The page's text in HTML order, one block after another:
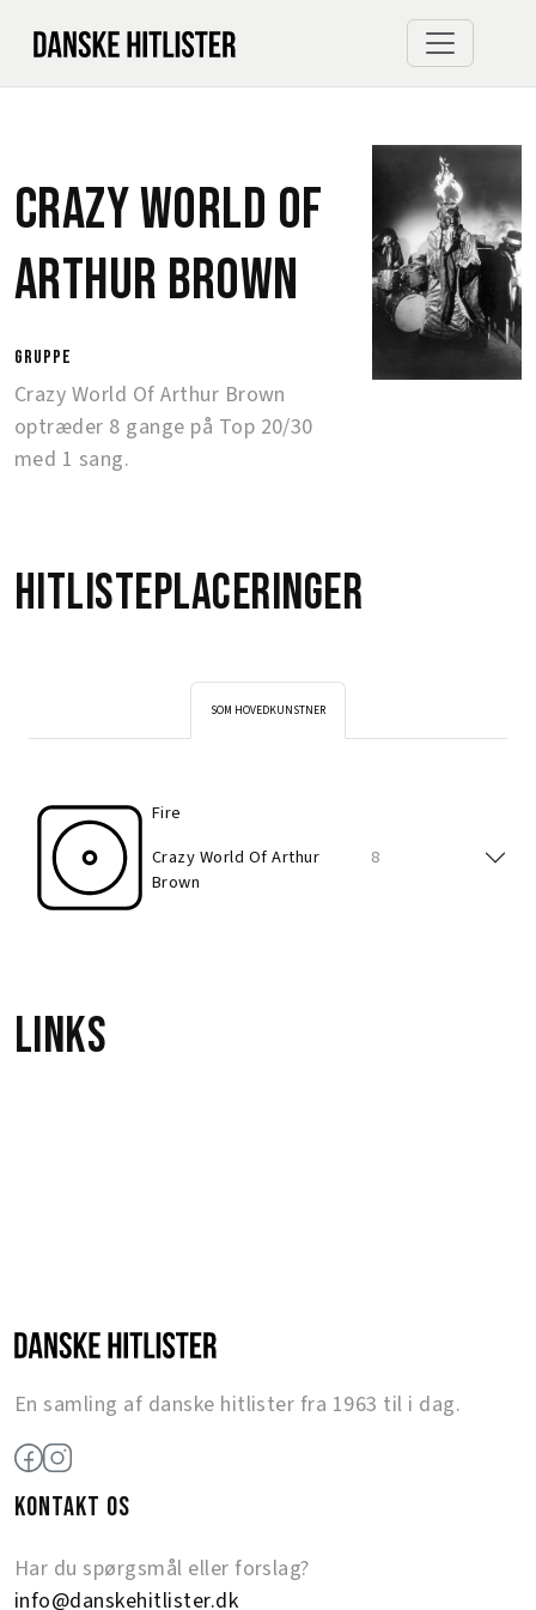
Crazy World Of
Arthur Brown
gruppe
Crazy World Of Arthur Brown
optræder 8 gange på Top 20/30
med 1 sang.
Hitlisteplaceringer
SOM HOVEDKUNSTNER
Fire
Crazy World Of Arthur
Brown
8
Links
En samling af danske hitlister fra 1963 til i dag.
KONTAKT OS
Har du spørgsmål eller forslag?
info@danskehitlister.dk